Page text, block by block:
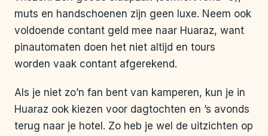
muts en handschoenen zijn geen luxe. Neem ook
voldoende contant geld mee naar Huaraz, want
pinautomaten doen het niet altijd en tours
worden vaak contant afgerekend.
Als je niet zo’n fan bent van kamperen, kun je in
Huaraz ook kiezen voor dagtochten en ’s avonds
terug naar je hotel. Zo heb je wel de uitzichten op